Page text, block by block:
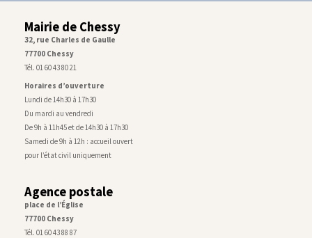
Mairie de Chessy
32, rue Charles de Gaulle
77700 Chessy
Tél. 01 60 43 80 21
Horaires d’ouverture
Lundi de 14h30 à 17h30
Du mardi au vendredi
De 9h à 11h45 et de 14h30 à 17h30
Samedi de 9h à 12h : accueil ouvert
pour l’état civil uniquement
Agence postale
place de l’Église
77700 Chessy
Tél. 01 60 43 88 87